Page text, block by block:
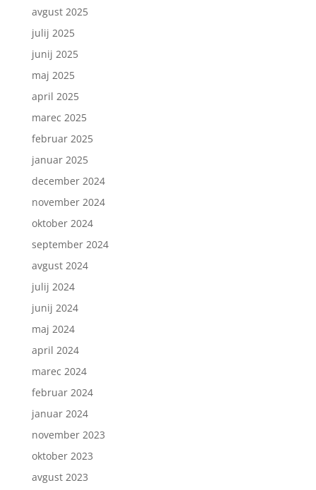
avgust 2025
julij 2025
junij 2025
maj 2025
april 2025
marec 2025
februar 2025
januar 2025
december 2024
november 2024
oktober 2024
september 2024
avgust 2024
julij 2024
junij 2024
maj 2024
april 2024
marec 2024
februar 2024
januar 2024
november 2023
oktober 2023
avgust 2023